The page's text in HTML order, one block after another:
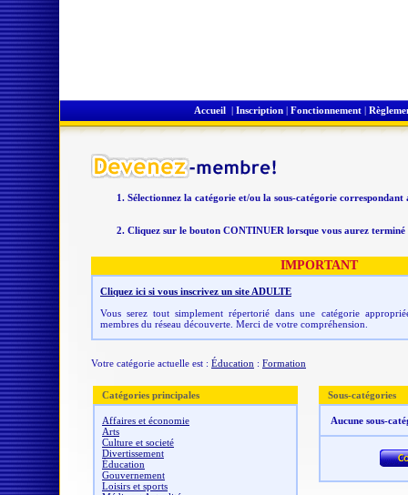
Accueil | Inscription | Fonctionnement |
Sélectionnez la catégorie et/ou la sous-catégorie correspondant
Cliquez sur le bouton CONTINUER lorsque vous aurez terminé
IMPORTANT
Cliquez ici si vous inscrivez un site ADULTE
Vous serez tout simplement répertorié dans une catégorie
membres du réseau découverte. Merci de votre compréhension.
Votre catégorie actuelle est : Éducation : Formation
Catégories principales
Affaires et économie
Arts
Culture et societé
Divertissement
Éducation
Gouvernement
Loisirs et sports
Sous-catégories
Aucune sous-